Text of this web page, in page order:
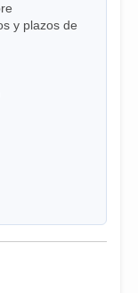
y plazos de